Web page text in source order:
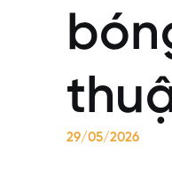
29/05/2026